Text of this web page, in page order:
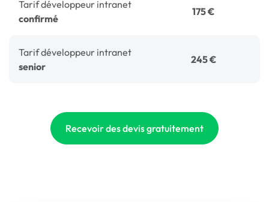
Tarif développeur intranet
confirmé
175 €
Tarif développeur intranet
senior
245 €
Recevoir des devis gratuitement